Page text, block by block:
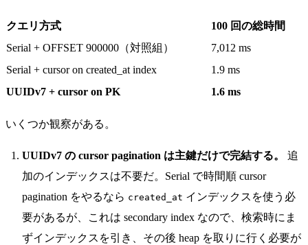
クエリ方式
100 回の総時間
Serial + OFFSET 900000（対照組）
7,012 ms
Serial + cursor on created_at index
1.9 ms
UUIDv7 + cursor on PK
1.6 ms
いくつか観察がある。
UUIDv7 の cursor pagination は主鍵だけで完結する。
追
加のインデックスは不要だ。Serial で時間順 cursor
pagination をやるなら created_at インデックスを使う必
要があるが、これは secondary index なので、検索時にま
ずインデックスを引き、その後 heap を取りに行く必要が